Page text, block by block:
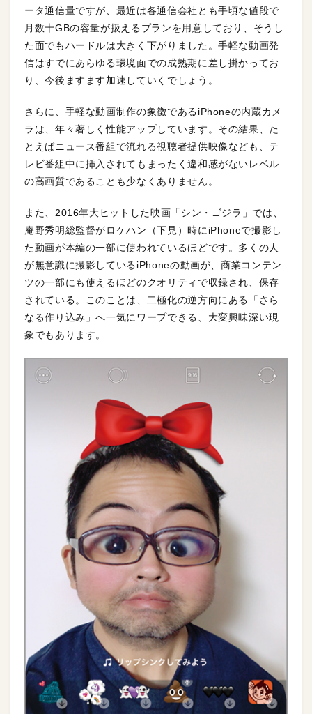
ータ通信量ですが、最近は各通信会社とも手頃な値段で
月数十GBの容量が扱えるプランを用意しており、そうし
た面でもハードルは大きく下がりました。手軽な動画発
信はすでにあらゆる環境面での成熟期に差し掛かってお
り、今後ますます加速していくでしょう。
さらに、手軽な動画制作の象徴であるiPhoneの内蔵カメ
ラは、年々著しく性能アップしています。その結果、た
とえばニュース番組で流れる視聴者提供映像なども、テ
レビ番組中に挿入されてもまったく違和感がないレベル
の高画質であることも少なくありません。
また、2016年大ヒットした映画「シン・ゴジラ」では、
庵野秀明総監督がロケハン（下見）時にiPhoneで撮影し
た動画が本編の一部に使われているほどです。多くの人
が無意識に撮影しているiPhoneの動画が、商業コンテン
ツの一部にも使えるほどのクオリティで収録され、保存
されている。このことは、二極化の逆方向にある「さら
なる作り込み」へ一気にワープできる、大変興味深い現
象でもあります。